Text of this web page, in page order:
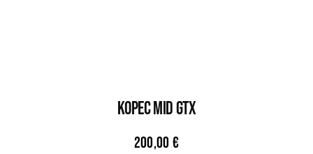
KOPEC MID GTX
200,00 €